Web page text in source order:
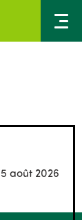
août 2026